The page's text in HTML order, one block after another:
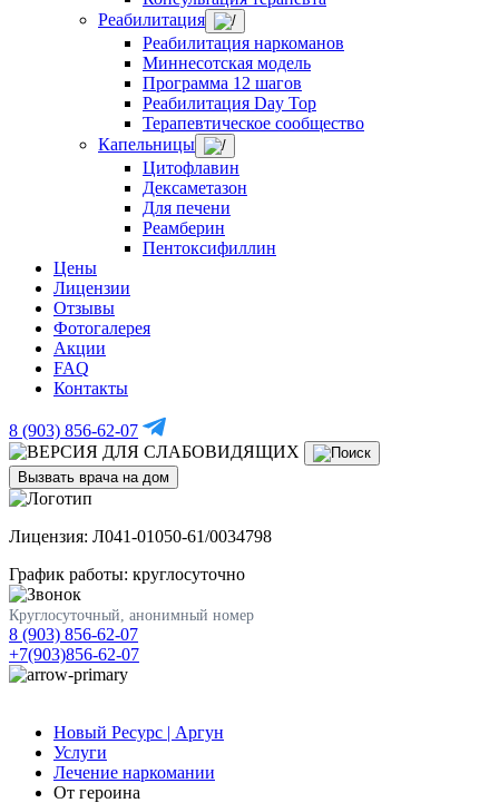
Реабилитация
Реабилитация наркоманов
Миннесотская модель
Программа 12 шагов
Реабилитация Day Top
Терапевтическое сообщество
Капельницы
Цитофлавин
Дексаметазон
Для печени
Реамберин
Пентоксифиллин
Цены
Лицензии
Отзывы
Фотогалерея
Акции
FAQ
Контакты
8 (903) 856-62-07
Вызвать врача на дом
Лицензия: Л041-01050-61/0034798
График работы: круглосуточно
Круглосуточный, анонимный номер
8 (903) 856-62-07
+7(903)856-62-07
Новый Ресурс | Аргун
Услуги
Лечение наркомании
От героина